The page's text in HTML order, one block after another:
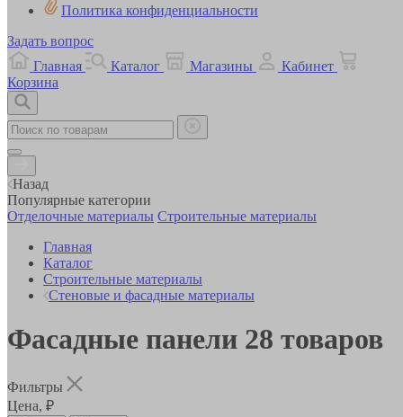
Политика конфиденциальности
Задать вопрос
Главная
Каталог Магазины
Кабинет
Корзина
Назад
Популярные категории
Отделочные материалы Строительные материалы
Главная
Каталог
Строительные материалы
Стеновые и фасадные материалы
Фасадные панели 28 товаров
Фильтры
Цена, ₽